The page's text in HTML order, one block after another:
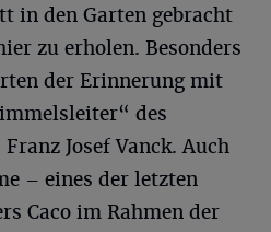
in den Garten gebracht
zu erholen. Besonders
der Erinnerung mit
des
Josef Vanck. Auch
– eines der letzten
Caco im Rahmen der